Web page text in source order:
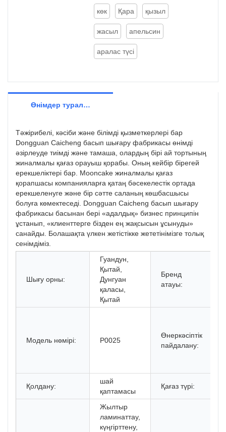
көк Қара қызыл
жасыл апельсин
аралас түсі
Өнімдер туралы мәліметтер
Тәжірибелі, кәсіби және білімді қызметкерлері бар
Dongguan Caicheng басып шығару фабрикасы өнімді
әзірлеуде тиімді және тамаша, олардың бірі ай тортының
жиналмалы қағаз орауыш қорабы. Оның кейбір бірегей
ерекшеліктері бар. Mooncake жиналмалы қағаз
қорапшасы компанияларға қатаң бәсекелестік ортада
ерекшеленуге және бір сәтте саланың көшбасшысы
болуға көмектеседі. Dongguan Caicheng басып шығару
фабрикасы басынан бері «адалдық» бизнес принципін
ұстанып, «клиенттерге бізден ең жақсысын ұсынуды»
санайды. Болашақта үлкен жетістікке жететінімізге толық
сенімдіміз.
Шығу орны:
Гуандун,
Қытай,
Дунгуан
қаласы,
Қытай
Бренд
атауы:
Модель нөмірі: P0025
Өнеркәсіптік
пайдалану:
Қолдану:
шай
қаптамасы
Қағаз түрі:
Жылтыр
ламинаттау,
күңгірттену,